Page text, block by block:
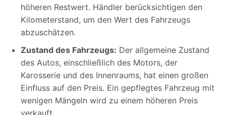
höheren Restwert. Händler berücksichtigen den
Kilometerstand, um den Wert des Fahrzeugs
abzuschätzen.
Zustand des Fahrzeugs: Der allgemeine Zustand
des Autos, einschließlich des Motors, der
Karosserie und des Innenraums, hat einen großen
Einfluss auf den Preis. Ein gepflegtes Fahrzeug mit
wenigen Mängeln wird zu einem höheren Preis
verkauft.